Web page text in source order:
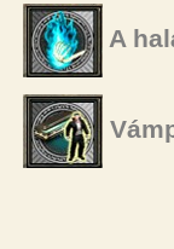
A